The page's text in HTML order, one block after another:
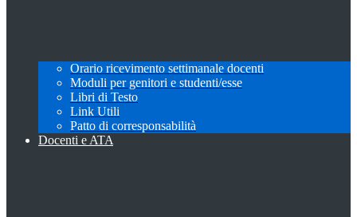
Orario ricevimento settimanale docenti
Moduli per genitori e studenti/esse
Libri di Testo
Link Utili
Patto di corresponsabilità
Docenti e ATA